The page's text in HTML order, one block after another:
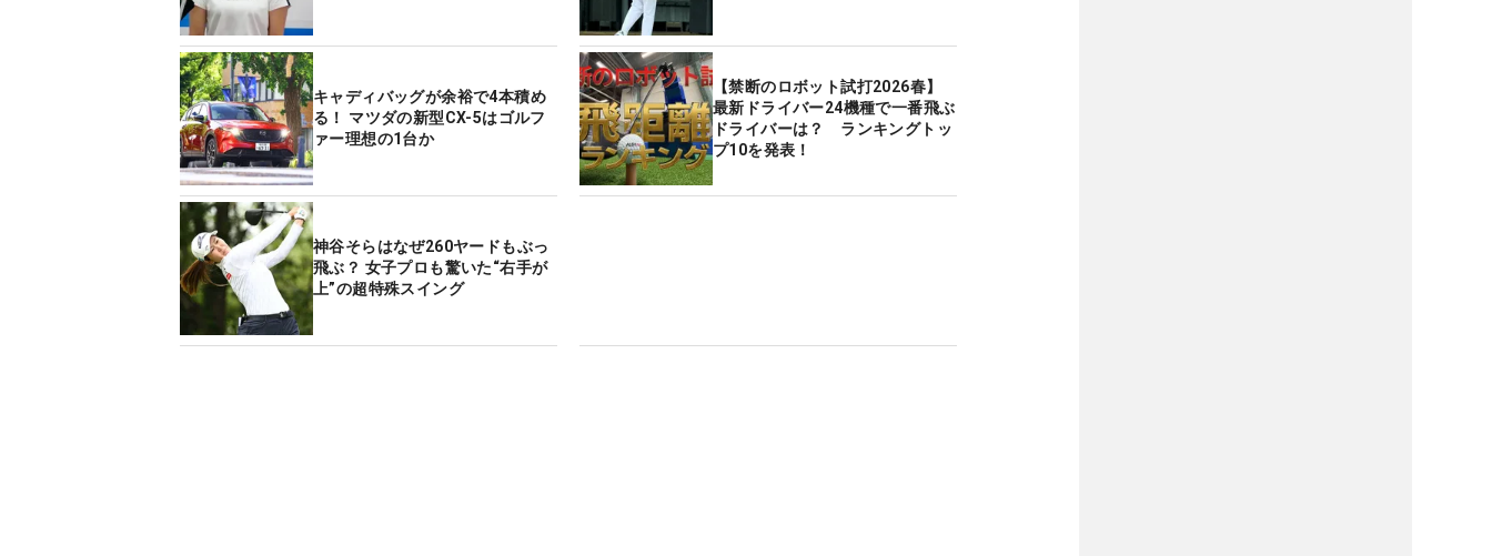
キャディバッグが余裕で4本積め
る！ マツダの新型CX-5はゴルフ
ァー理想の1台か
【禁断のロボット試打2026春】
最新ドライバー24機種で一番飛ぶ
ドライバーは？ ランキングトッ
プ10を発表！
神谷そらはなぜ260ヤードもぶっ
飛ぶ？ 女子プロも驚いた“右手が
上”の超特殊スイング